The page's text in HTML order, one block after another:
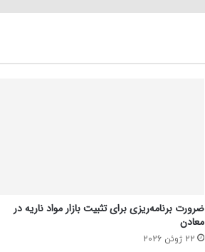
ضرورت برنامه‌ریزی برای تثبیت بازار مواد ناریه در
معادن
22 ژوئن 2026